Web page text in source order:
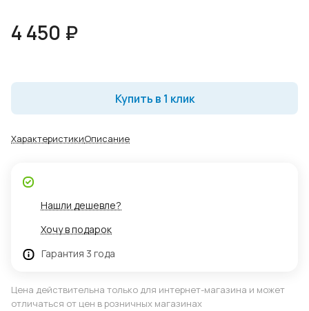
4 450 ₽
Купить в 1 клик
ХарактеристикиОписание
Нашли дешевле?
Хочу в подарок
Гарантия 3 года
Цена действительна только для интернет-магазина и может
отличаться от цен в розничных магазинах